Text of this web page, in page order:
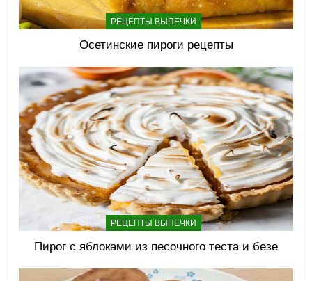
РЕЦЕПТЫ ВЫПЕЧКИ
Осетинские пироги рецепты
РЕЦЕПТЫ ВЫПЕЧКИ
Пирог с яблоками из песочного теста и безе